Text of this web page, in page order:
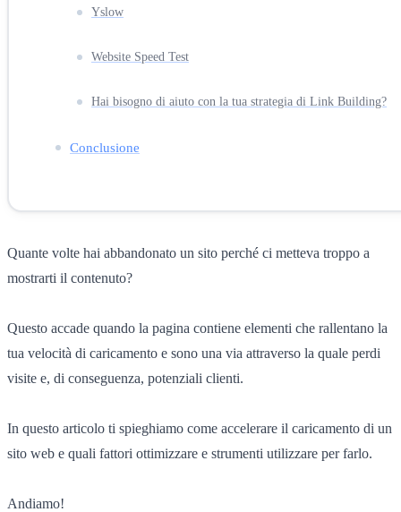
Yslow
Website Speed Test
Hai bisogno di aiuto con la tua strategia di Link Building?
Conclusione
Quante volte hai abbandonato un sito perché ci metteva troppo a
mostrarti il contenuto?
Questo accade quando la pagina contiene elementi che rallentano la
tua velocità di caricamento e sono una via attraverso la quale perdi
visite e, di conseguenza, potenziali clienti.
In questo articolo ti spieghiamo come accelerare il caricamento di un
sito web e quali fattori ottimizzare e strumenti utilizzare per farlo.
Andiamo!